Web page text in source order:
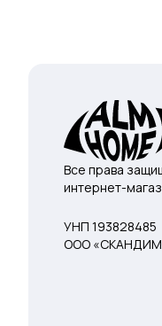
Все права
интернет-
УНП 193828485
ООО